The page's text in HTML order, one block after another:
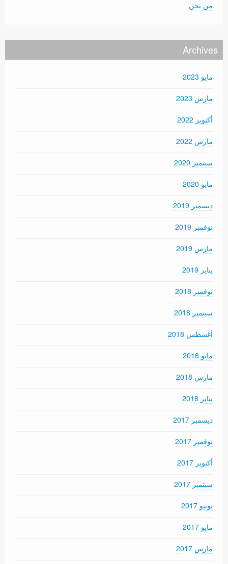
من نحن
Archives
مايو 2023
مارس 2023
أكتوبر 2022
مارس 2022
سبتمبر 2020
مايو 2020
ديسمبر 2019
نوفمبر 2019
مارس 2019
يناير 2019
نوفمبر 2018
سبتمبر 2018
أغسطس 2018
مايو 2018
مارس 2018
يناير 2018
ديسمبر 2017
نوفمبر 2017
أكتوبر 2017
سبتمبر 2017
يونيو 2017
مايو 2017
مارس 2017